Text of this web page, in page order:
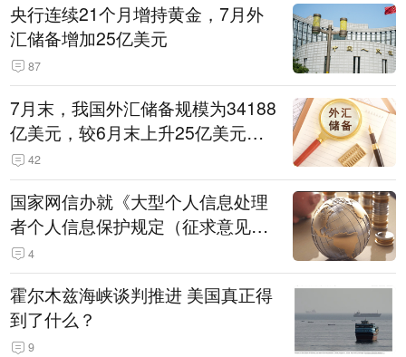
央行连续21个月增持黄金，7月外
汇储备增加25亿美元
87
7月末，我国外汇储备规模为34188
亿美元，较6月末上升25亿美元，
升幅为0.07%
42
国家网信办就《大型个人信息处理
者个人信息保护规定（征求意见
稿）》公开征求意见
4
霍尔木兹海峡谈判推进 美国真正得
到了什么？
9